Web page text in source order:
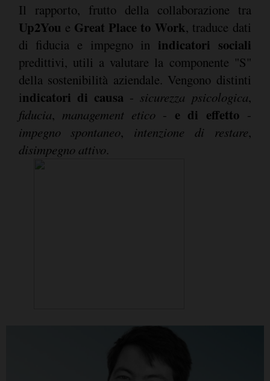
Il rapporto, frutto della collaborazione tra
Up2You e Great Place to Work, traduce dati
di fiducia e impegno in indicatori sociali
predittivi, utili a valutare la componente "S"
della sostenibilità aziendale. Vengono distinti
indicatori di causa - sicurezza psicologica,
fiducia, management etico- e di effetto -
impegno spontaneo, intenzione di restare,
disimpegno attivo.